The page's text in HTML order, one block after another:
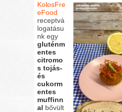
KolosFre
eFood
receptvá
logatásu
nk egy
gluténm
entes
citromo
s tojás-
és
cukorm
entes
muffinn
al bővült